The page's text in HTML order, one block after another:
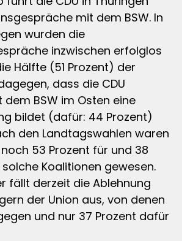
mit dem BSW. In
wurden die
inzwischen erfolglos
Hälfte (51 Prozent) der
dass die CDU
BSW im Osten eine
bildet (dafür: 44 Prozent)
den Landtagswahlen waren
53 Prozent für und 38
Koalitionen gewesen.
fällt derzeit die Ablehnung
der Union aus, von denen
und nur 37 Prozent dafür